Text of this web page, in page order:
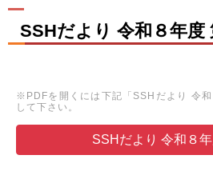
SSHだより 令和８年度
※PDFを開くには下記「SSHだより 令
して下さい。
SSHだより 令和８